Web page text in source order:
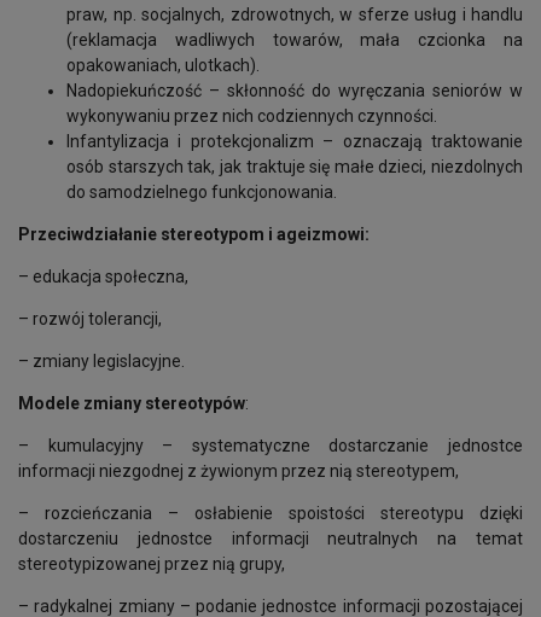
praw, np. socjalnych, zdrowotnych, w sferze usług i handlu
(reklamacja wadliwych towarów, mała czcionka na
opakowaniach, ulotkach).
Nadopiekuńczość – skłonność do wyręczania seniorów w
wykonywaniu przez nich codziennych czynności.
Infantylizacja i protekcjonalizm – oznaczają traktowanie
osób starszych tak, jak traktuje się małe dzieci, niezdolnych
do samodzielnego funkcjonowania.
Przeciwdziałanie stereotypom i ageizmowi:
– edukacja społeczna,
– rozwój tolerancji,
– zmiany legislacyjne.
Modele zmiany stereotypów:
– kumulacyjny – systematyczne dostarczanie jednostce
informacji niezgodnej z żywionym przez nią stereotypem,
– rozcieńczania – osłabienie spoistości stereotypu dzięki
dostarczeniu jednostce informacji neutralnych na temat
stereotypizowanej przez nią grupy,
– radykalnej zmiany – podanie jednostce informacji pozostającej